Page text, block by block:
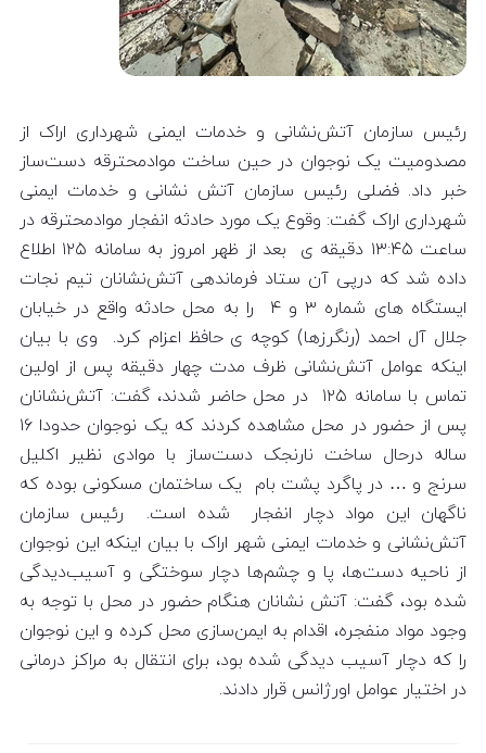
رئیس سازمان آتش‌نشانی و خدمات ایمنی شهرداری اراک از
مصدومیت یک نوجوان در حین ساخت موادمحترقه دست‌ساز
خبر داد. فضلی رئیس سازمان آتش نشانی و خدمات ایمنی
شهرداری اراک گفت: وقوع یک مورد حادثه انفجار موادمحترقه در
ساعت ۱۳:۴۵ دقیقه ی بعد از ظهر امروز به سامانه ۱۲۵ اطلاع
داده شد که درپی آن ستاد فرماندهی آتش‌نشانان تیم نجات
ایستگاه های شماره ۳ و ۴ را به محل حادثه واقع در خیابان
جلال آل احمد (رنگرزها) کوچه ی حافظ اعزام کرد. وی با بیان
اینکه عوامل آتش‌نشانی ظرف مدت چهار دقیقه پس از اولین
تماس با سامانه ۱۲۵ در محل حاضر شدند، گفت: آتش‌نشانان
پس از حضور در محل مشاهده کردند که یک نوجوان حدودا ۱۶
ساله درحال ساخت نارنجک دست‌ساز با موادی نظیر اکلیل
سرنج و … در پاگرد پشت بام یک ساختمان مسکونی بوده که
ناگهان این مواد دچار انفجار شده است. رئیس سازمان
آتش‌نشانی و خدمات ایمنی شهر اراک با بیان اینکه این نوجوان
از ناحیه دست‌ها، پا و چشم‌ها دچار سوختگی و آسیب‌دیدگی
شده بود، گفت: آتش نشانان هنگام حضور در محل با توجه به
وجود مواد منفجره، اقدام به ایمن‌سازی محل کرده و این نوجوان
را که دچار آسیب دیدگی شده بود، برای انتقال به مراکز درمانی
در اختیار عوامل اورژانس قرار دادند.